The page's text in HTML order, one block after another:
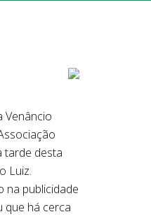
Venâncio
tarde desta
Luiz.
na publicidade
que há cerca